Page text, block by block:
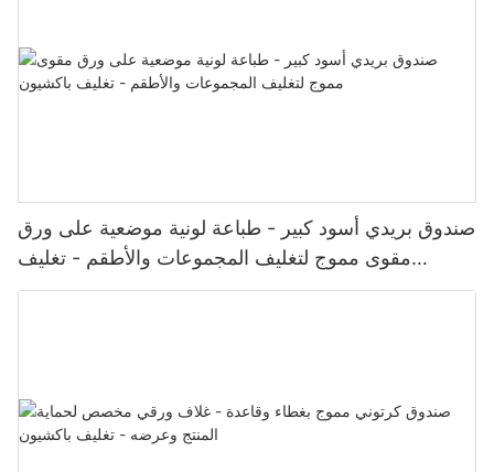
صندوق بريدي أسود كبير - طباعة لونية موضعية على ورق
مقوى مموج لتغليف المجموعات والأطقم - تغليف
باكشيون